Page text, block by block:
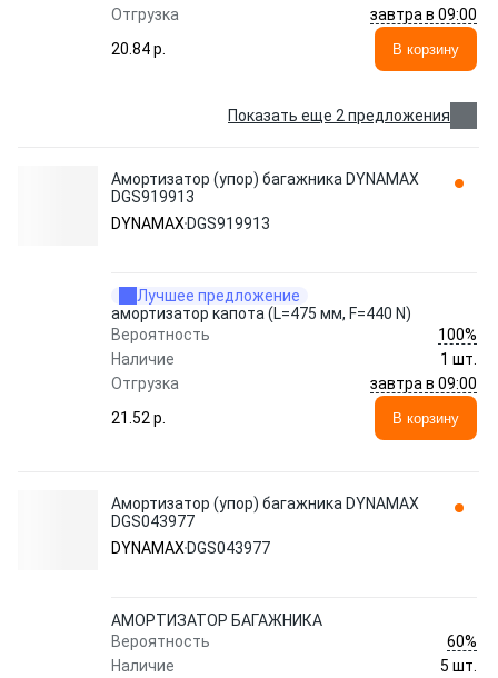
Отгрузка
завтра в 09:00
20.84 p.
В корзину
Показать еще 2 предложения
Амортизатор (упор) багажника DYNAMAX
DGS919913
DYNAMAX DGS919913
Лучшее предложение
амортизатор капота (L=475 мм, F=440 N)
Вероятность
100%
Наличие
1 шт.
Отгрузка
завтра в 09:00
21.52 p.
В корзину
Амортизатор (упор) багажника DYNAMAX
DGS043977
DYNAMAX DGS043977
АМОРТИЗАТОР БАГАЖНИКА
Вероятность
60%
Наличие
5 шт.